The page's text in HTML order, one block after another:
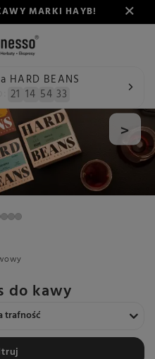
MARKI HAYB!
HARD BEANS
21 14 54 32
>
do kawy
trafność